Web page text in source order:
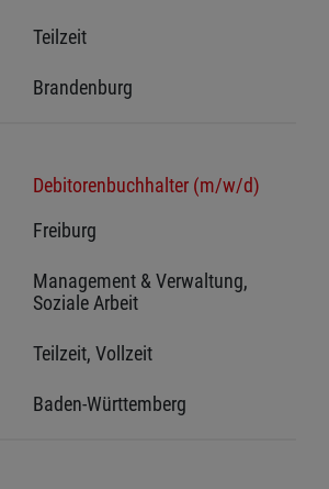
Teilzeit
Brandenburg
Debitorenbuchhalter (m/w/d)
Freiburg
Management & Verwaltung,
Soziale Arbeit
Teilzeit, Vollzeit
Baden-Württemberg